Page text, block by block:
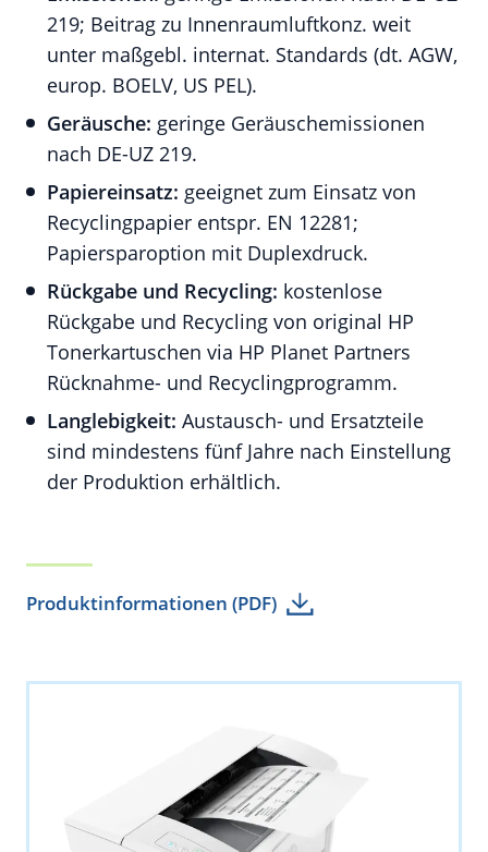
219; Beitrag zu Innenraumluftkonz. weit
unter maßgebl. internat. Standards (dt. AGW,
europ. BOELV, US PEL).
Geräusche: geringe Geräuschemissionen
nach DE-UZ 219.
Papiereinsatz: geeignet zum Einsatz von
Recyclingpapier entspr. EN 12281;
Papiersparoption mit Duplexdruck.
Rückgabe und Recycling: kostenlose
Rückgabe und Recycling von original HP
Tonerkartuschen via HP Planet Partners
Rücknahme- und Recyclingprogramm.
Langlebigkeit: Austausch- und Ersatzteile
sind mindestens fünf Jahre nach Einstellung
der Produktion erhältlich.
Produktinformationen (PDF)